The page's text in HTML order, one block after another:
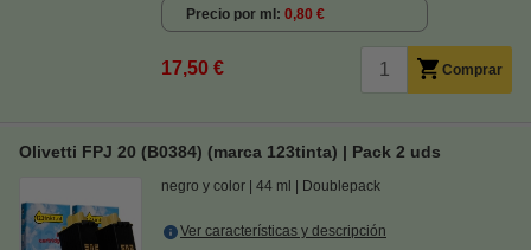
Precio por ml 0,80 €
17,50 € Comprar
Olivetti FPJ 20 (B0384) (marca 123tinta) | Pack 2 uds
negro y color 44 ml Doublepack
Ver características y descripción